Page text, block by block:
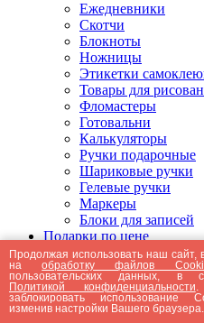
Ежедневники
Скотчи
Блокноты
Ножницы
Этикетки
Товары для
Фломастеры
Готовальни
Калькуляторы
Ручки подарочные
Шариковые ручки
Гелевые ручки
Маркеры
Блоки для записей
Подарки по цене
Подарки от 5000
Подарки до 5000
Подарки до 3000
Подарки до 2000
Подарки до 1000
Продолжая использовать наш сайт,
наобработку файлов
пользовательских данных, в
Политикой конфиденциальности
заблокировать использование
изменив настройки Вашего браузера.